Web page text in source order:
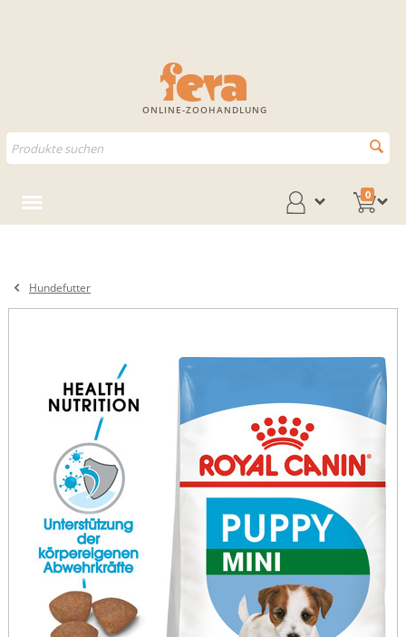
ONLINE-ZOOHANDLUNG
0
Hundefutter